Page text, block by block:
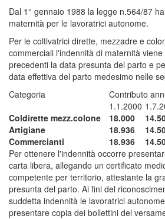
Dal 1° gennaio 1988 la legge n.564/87
maternità per le lavoratrici autonome.
Per le coltivatrici dirette, mezzadre e
commerciali l'indennità di maternità
precedenti la data presunta del parto e
data effettiva del parto medesimo nelle
Categoria
Contributo
1.1.2000
Coldirette mezz.colone
18.000
Artigiane
18.936
Commercianti
18.936
Per ottenere l'indennità occorre
carta libera, allegando un certificato
competente per territorio, attestante la
presunta del parto. Ai fini del
suddetta indennità le lavoratrici
presentare copia dei bollettini del